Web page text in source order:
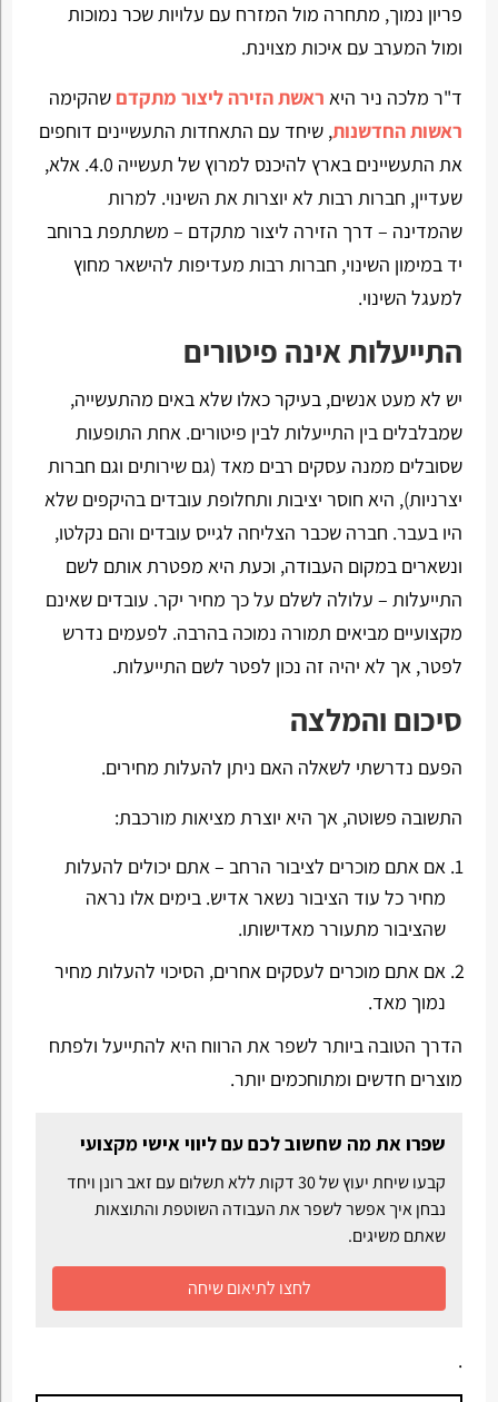
פריון נמוך, מתחרה מול המזרח עם עלויות שכר נמוכות
ומול המערב עם איכות מצוינת.
ד"ר מלכה ניר היא ראשת הזירה ליצור מתקדם שהקימה
ראשות החדשנות, שיחד עם התאחדות התעשיינים דוחפים
את התעשיינים בארץ להיכנס למרוץ של תעשייה 4.0. אלא,
שעדיין, חברות רבות לא יוצרות את השינוי. למרות
שהמדינה – דרך הזירה ליצור מתקדם – משתתפת ברוחב
יד במימון השינוי, חברות רבות מעדיפות להישאר מחוץ
למעגל השינוי.
התייעלות אינה פיטורים
יש לא מעט אנשים, בעיקר כאלו שלא באים מהתעשייה,
שמבלבלים בין התייעלות לבין פיטורים. אחת התופעות
שסובלים ממנה עסקים רבים מאד (גם שירותים וגם חברות
יצרניות), היא חוסר יציבות ותחלופת עובדים בהיקפים שלא
היו בעבר. חברה שכבר הצליחה לגייס עובדים והם נקלטו,
ונשארים במקום העבודה, וכעת היא מפטרת אותם לשם
התייעלות – עלולה לשלם על כך מחיר יקר. עובדים שאינם
מקצועיים מביאים תמורה נמוכה בהרבה. לפעמים נדרש
לפטר, אך לא יהיה זה נכון לפטר לשם התייעלות.
סיכום והמלצה
הפעם נדרשתי לשאלה האם ניתן להעלות מחירים.
התשובה פשוטה, אך היא יוצרת מציאות מורכבת:
אם אתם מוכרים לציבור הרחב – אתם יכולים להעלות
מחיר כל עוד הציבור נשאר אדיש. בימים אלו נראה
שהציבור מתעורר מאדישותו.
אם אתם מוכרים לעסקים אחרים, הסיכוי להעלות מחיר
נמוך מאד.
הדרך הטובה ביותר לשפר את הרווח היא להתייעל ולפתח
מוצרים חדשים ומתוחכמים יותר.
שפרו את מה שחשוב לכם עם ליווי אישי מקצועי
קבעו שיחת יעוץ של 30 דקות ללא תשלום עם זאב רונן ויחד
נבחן איך אפשר לשפר את העבודה השוטפת והתוצאות
שאתם משיגים.
לחצו לתיאום שיחה
.